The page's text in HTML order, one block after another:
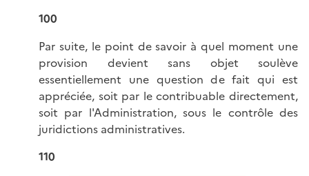
100
Par suite, le point de savoir à quel moment une
provision devient sans objet soulève
essentiellement une question de fait qui est
appréciée, soit par le contribuable directement,
soit par l'Administration, sous le contrôle des
juridictions administratives.
110